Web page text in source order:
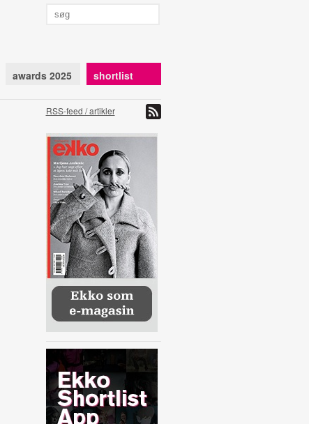
awards 2025 shortlist
RSS-feed / artikler